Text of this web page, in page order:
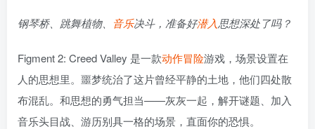
钢琴桥、跳舞植物、 音乐决斗，准备好潜入思想深处了吗？
Figment 2: Creed Valley 是一款动作冒险游戏，场景设置在
人的思想里。噩梦统治了这片曾经平静的土地，他们四处散
布混乱。和思想的勇气担当——灰灰一起，解开谜题、加入
音乐头目战、游历别具一格的场景，直面你的恐惧。